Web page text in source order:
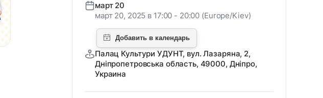
март 20
март 20, 2025 в 17:00 - 20:00 (Europe/Kiev)
Палац Культури УДУНТ, вул. Лазаряна, 2,
Дніпропетровська область, 49000, Дніпро,
Украина